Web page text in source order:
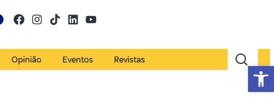
Opinião Eventos Revistas